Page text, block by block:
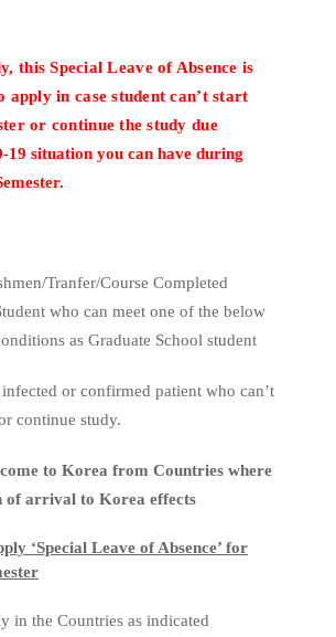
this Special Leave of Absence is
apply in case student can’t start
or continue the study due
19 situation you can have during
Tranfer/Course Completed
who can meet one of the below
as Graduate School student
infected or confirmed patient who can’t
continue study.
to Korea from Countries where
of arrival to Korea effects
‘Special Leave of Absence’ for
in the Countries as indicated